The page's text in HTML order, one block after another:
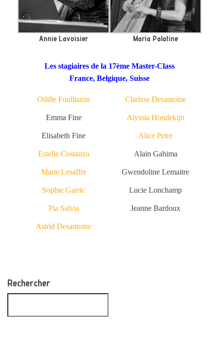
Annie Lavoisier Maria Palatine
Les stagiaires de la 17ème Master-Class
France, Belgique, Suisse
Odille Foulliaron Clarisse Desantoine
Emma Fine Alyssia Hondekijn
Elisabeth Fine Alice Petre
Estelle Costanzo Alain Gahima
Marie Lesaffre Gwendoline Lemaitre
Sophie Garric Lucie Lonchamp
Pia Salvia Jeanne Bardoux
Astrid Desantoine
Rechercher